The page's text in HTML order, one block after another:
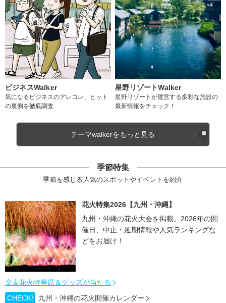
ビジネスWalker
気になるビジネスのアレコレ、ヒット
の裏側を徹底調査
星野リゾートWalker
星野リゾートが運営する多彩な施設の
最新情報をチェック！
テーマwalkerをもっと見る
季節特集
季節を感じる人気のスポットやイベントを紹介
花火特集2026【九州・沖縄】
九州・沖縄の花火大会を掲載。2026年の開
催日、中止・延期情報や人気ランキングな
どをお届け！
金麦花火特等席＆グッズが当たる
CHECK!
九州・沖縄の花火開催カレンダー